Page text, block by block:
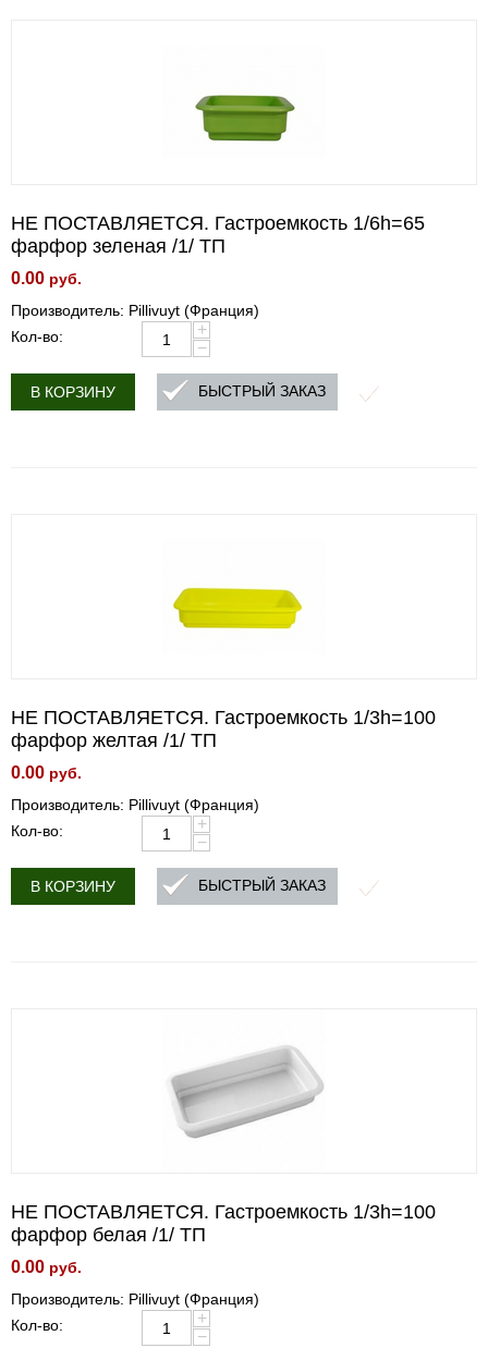
НЕ ПОСТАВЛЯЕТСЯ. Гастроемкость 1/6h=65
фарфор зеленая /1/ ТП
0.00 руб.
Производитель: Pillivuyt (Франция)
Кол-во:
+
−
В КОРЗИНУ БЫСТРЫЙ ЗАКАЗ
НЕ ПОСТАВЛЯЕТСЯ. Гастроемкость 1/3h=100
фарфор желтая /1/ ТП
0.00 руб.
Производитель: Pillivuyt (Франция)
Кол-во:
+
−
В КОРЗИНУ БЫСТРЫЙ ЗАКАЗ
НЕ ПОСТАВЛЯЕТСЯ. Гастроемкость 1/3h=100
фарфор белая /1/ ТП
0.00 руб.
Производитель: Pillivuyt (Франция)
Кол-во:
+
−